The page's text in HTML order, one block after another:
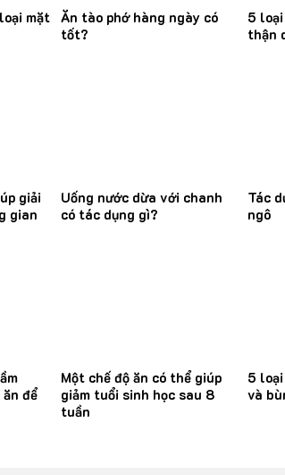
mặt Ăn tào phớ hàng ngày có
tốt?
5
thận
giải
gian
Uống nước dừa với chanh
có tác dụng gì?
Tác
ngô
để
Một chế độ ăn có thể giúp
giảm tuổi sinh học sau 8
tuần
5
và